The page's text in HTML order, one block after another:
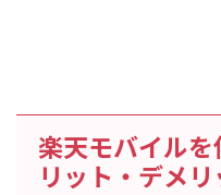
楽天モバイル
リット・デメリ